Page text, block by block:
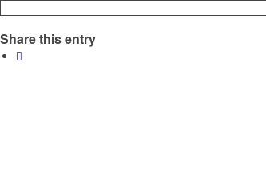
Share this entry